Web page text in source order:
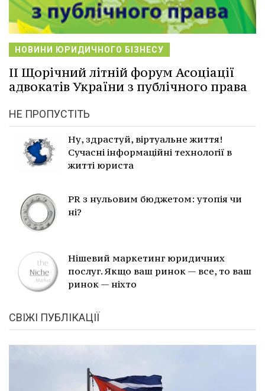
НОВИНИ ЮРИДИЧНОГО БІЗНЕСУ
ІІ Щорічний літній форум Асоціації
адвокатів України з публічного права
НЕ ПРОПУСТІТЬ
Ну, здрастуй, віртуальне життя!
Сучасні інформаційні технології в
житті юриста
PR з нульовим бюджетом: утопія чи
ні?
Нішевий маркетинг юридичних
послуг. Якщо ваш ринок — все, то ваш
ринок — ніхто
СВІЖІ ПУБЛІКАЦІЇ